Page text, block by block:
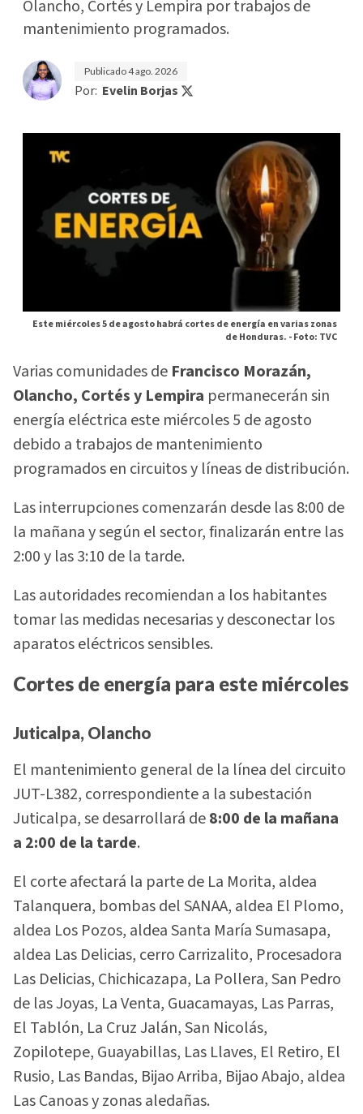
Olancho, Cortés y Lempira por trabajos de
mantenimiento programados.
Publicado4 ago. 2026
Por: Evelin Borjas
Este miércoles 5 de agosto habrá cortes de energía en varias zonas
de Honduras. -Foto: TVC
Varias comunidades de Francisco Morazán,
Olancho, Cortés y Lempira permanecerán sin
energía eléctrica este miércoles 5 de agosto
debido a trabajos de mantenimiento
programados en circuitos y líneas de distribución.
Las interrupciones comenzarán desde las 8:00 de
la mañana y según el sector, finalizarán entre las
2:00 y las 3:10 de la tarde.
Las autoridades recomiendan a los habitantes
tomar las medidas necesarias y desconectar los
aparatos eléctricos sensibles.
Cortes de energía para este miércoles
Juticalpa, Olancho
El mantenimiento general de la línea del circuito
JUT-L382, correspondiente a la subestación
Juticalpa, se desarrollará de8:00 de la mañana
a 2:00 de la tarde.
El corte afectará la parte de La Morita, aldea
Talanquera, bombas del SANAA, aldea El Plomo,
aldea Los Pozos, aldea Santa María Sumasapa,
aldea Las Delicias, cerro Carrizalito, Procesadora
Las Delicias, Chichicazapa, La Pollera, San Pedro
de las Joyas, La Venta, Guacamayas, Las Parras,
El Tablón, La Cruz Jalán, San Nicolás,
Zopilotepe, Guayabillas, Las Llaves, El Retiro, El
Rusio, Las Bandas, Bijao Arriba, Bijao Abajo, aldea
Las Canoas y zonas aledañas.